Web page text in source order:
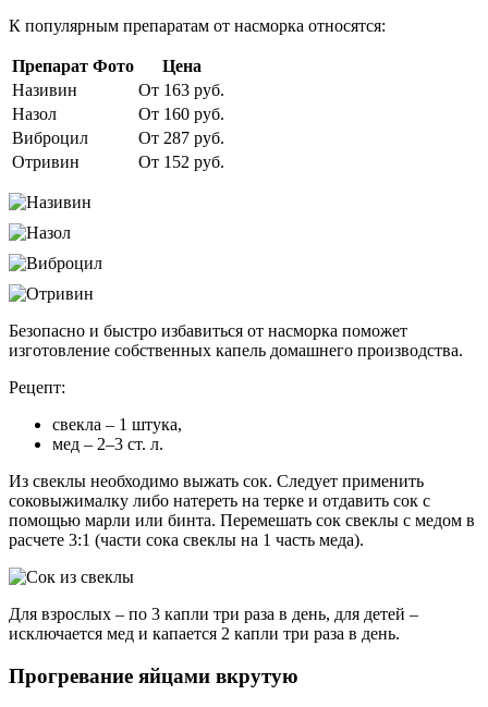
К популярным препаратам от насморка относятся:
Препарат Фото
Цена
Називин
От 163 руб.
Назол
От 160 руб.
Виброцил
От 287 руб.
Отривин
От 152 руб.
Безопасно и быстро избавиться от насморка поможет
изготовление собственных капель домашнего производства.
Рецепт:
свекла – 1 штука,
мед – 2–3 ст. л.
Из свеклы необходимо выжать сок. Следует применить
соковыжималку либо натереть на терке и отдавить сок с
помощью марли или бинта. Перемешать сок свеклы с медом в
расчете 3:1 (части сока свеклы на 1 часть меда).
Для взрослых – по 3 капли три раза в день, для детей –
исключается мед и капается 2 капли три раза в день.
Прогревание яйцами вкрутую